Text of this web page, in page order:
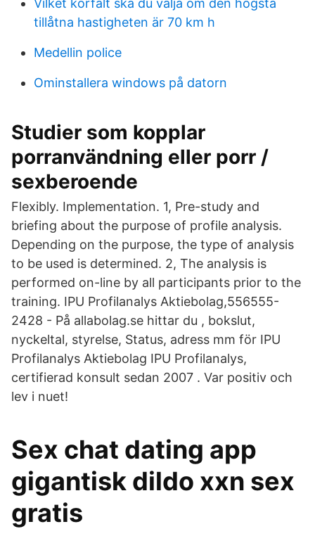
Vilket körfält ska du välja om den högsta
tillåtna hastigheten är 70 km h
Medellin police
Ominstallera windows på datorn
Studier som kopplar
porranvändning eller porr /
sexberoende
Flexibly. Implementation. 1, Pre-study and
briefing about the purpose of profile analysis.
Depending on the purpose, the type of analysis
to be used is determined. 2, The analysis is
performed on-line by all participants prior to the
training. IPU Profilanalys Aktiebolag,556555-
2428 - På allabolag.se hittar du , bokslut,
nyckeltal, styrelse, Status, adress mm för IPU
Profilanalys Aktiebolag IPU Profilanalys,
certifierad konsult sedan 2007 . Var positiv och
lev i nuet!
Sex chat dating app
gigantisk dildo xxn sex
gratis